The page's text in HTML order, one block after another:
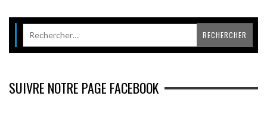
SUIVRE NOTRE PAGE FACEBOOK